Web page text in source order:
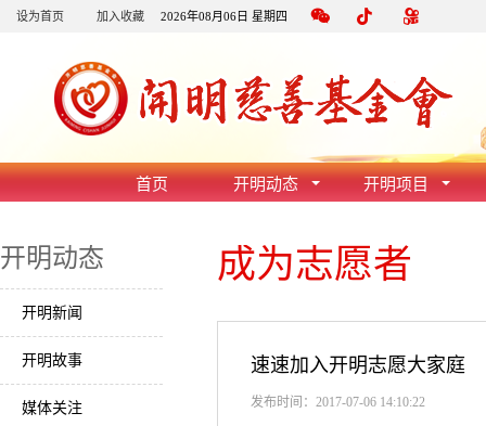
设为首页 加入收藏 2026年08月06日 星期四
首页 开明动态 开明项目
开明动态
开明新闻
开明故事
媒体关注
成为志愿者
速速加入开明志愿大家庭
发布时间：2017-07-06 14:10:22